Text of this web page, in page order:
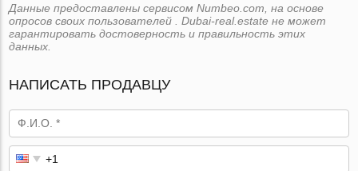
Данные предоставлены сервисом Numbeo.com, на основе
опросов своих пользователей . Dubai-real.estate не может
гарантировать достоверность и правильность этих
данных.
НАПИСАТЬ ПРОДАВЦУ